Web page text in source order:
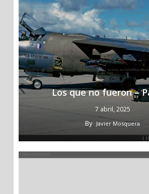
Los que no fueron –
7 abril, 2025
By Javier Mosquera